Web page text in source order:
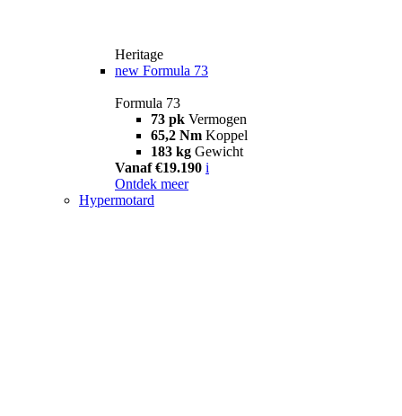
Heritage
new Formula 73
Formula 73
73 pk Vermogen
65,2 Nm Koppel
183 kg Gewicht
Vanaf €19.190 i
Ontdek meer
Hypermotard